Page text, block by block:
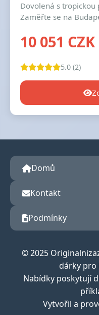
Dovolená s tropickou
Zaměřte se na
10 051 CZK
5.0 (2)
Domů
Kontakt
Podmínky
© 2025
dárky
Nabídky poskytují
Vytvořil a